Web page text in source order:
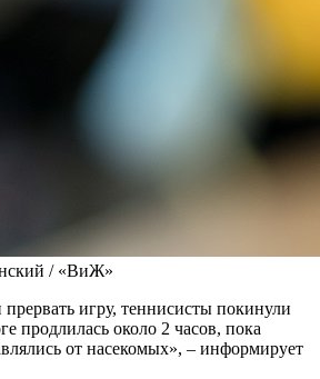
/ «ВиЖ»
игру, теннисисты покинули
продлилась около 2 часов, пока
от насекомых», – информирует